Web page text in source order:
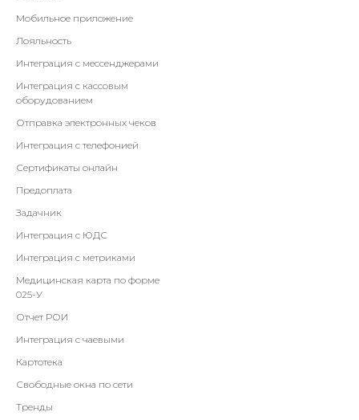
Мобильное приложение
Лояльность
Интеграция с мессенджерами
Интеграция с кассовым
оборудованием
Отправка электронных чеков
Интеграция с телефонией
Сертификаты онлайн
Предоплата
Задачник
Интеграция с ЮДС
Интеграция с метриками
Медицинская карта по форме
025-У
Отчет РОИ
Интеграция с чаевыми
Картотека
Свободные окна по сети
Тренды